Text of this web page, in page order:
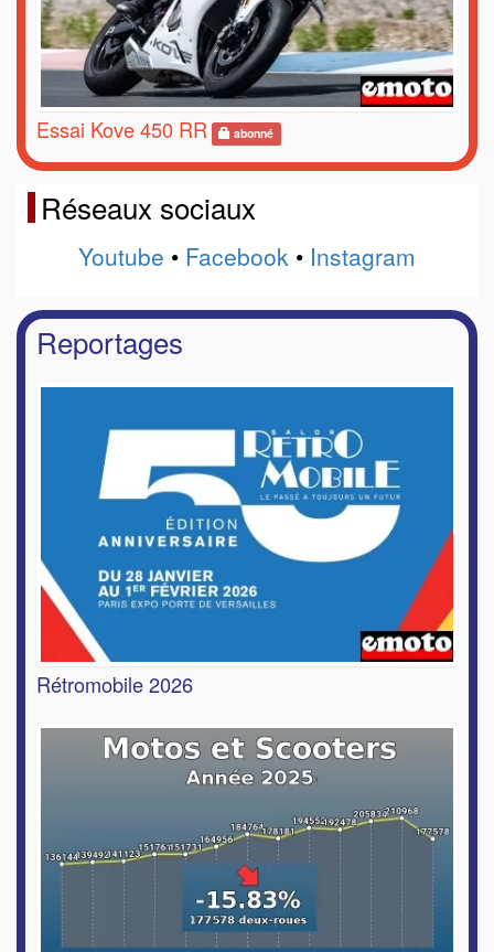
Essai Kove 450 RR abonné
Réseaux sociaux
Youtube • Facebook • Instagram
Reportages
Rétromobile 2026